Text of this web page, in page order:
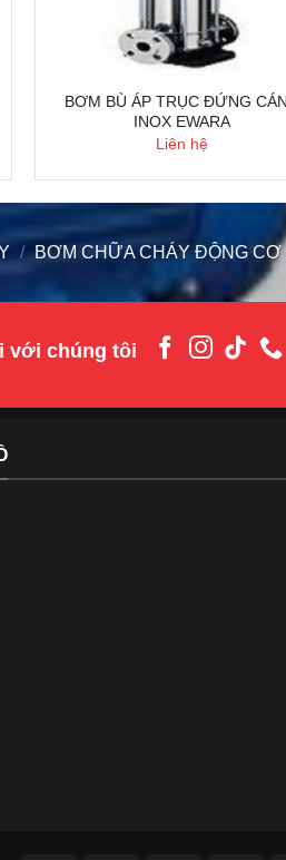
BƠM BÙ ÁP TRỤC ĐỨNG
INOX EWARA
Liên hệ
/ BƠM CHỮA CHÁY ĐỘNG CƠ
với chúng tôi